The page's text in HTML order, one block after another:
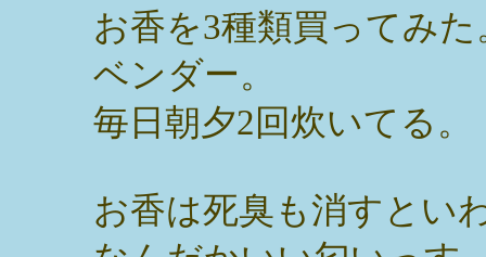
お香を3種類買ってみ
ベンダー。
毎日朝夕2回炊いてる。
お香は死臭も消すとい